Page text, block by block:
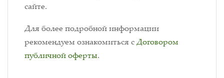
сайте.
Для более подробной информации
рекомендуем ознакомиться сДоговором
публичной оферты.